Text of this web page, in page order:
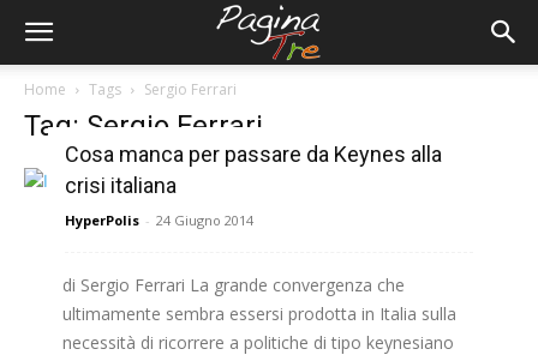
Home Tags Sergio Ferrari
Tag: Sergio Ferrari
Cosa manca per passare da Keynes alla
crisi italiana
HyperPolis - 24 Giugno 2014
di Sergio Ferrari La grande convergenza che
ultimamente sembra essersi prodotta in Italia sulla
necessità di ricorrere a politiche di tipo keynesiano